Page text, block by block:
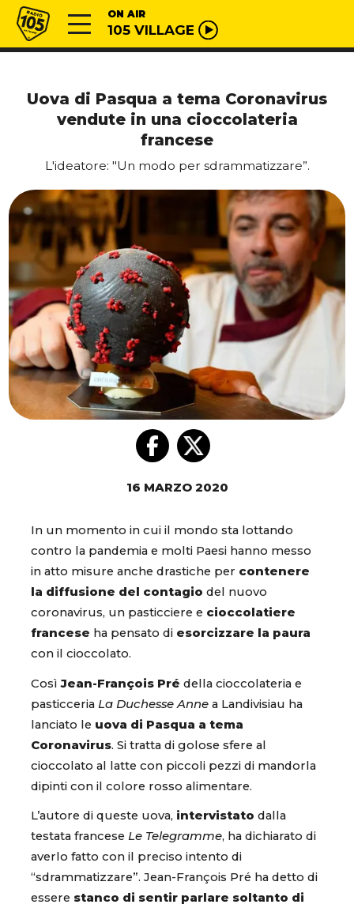
Vai al contenuto
Radio 105 ON AIR
105 VILLAGE
Uova di Pasqua a tema Coronavirus
vendute in una cioccolateria
francese
L'ideatore: "Un modo per sdrammatizzare”.
16 MARZO 2020
In un momento in cui il mondo sta lottando
contro la pandemia e molti Paesi hanno messo
in atto misure anche drastiche per contenere
la diffusione del contagio del nuovo
coronavirus, un pasticciere e cioccolatiere
francese ha pensato di esorcizzare la paura
con il cioccolato.
CosìJean-François Pré della cioccolateria e
pasticceria La Duchesse Anne a Landivisiau ha
lanciato le uova di Pasqua a tema
Coronavirus. Si tratta di golose sfere al
cioccolato al latte con piccoli pezzi di mandorla
dipinti con il colore rosso alimentare.
L’autore di queste uova, intervistato dalla
testata francese Le Telegramme, ha dichiarato di
averlo fatto con il preciso intento di
“sdrammatizzare”. Jean-François Pré ha detto di
essere stanco di sentir parlare soltanto di